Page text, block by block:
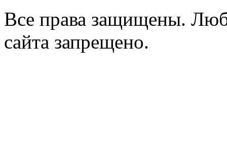
Все права защищены.
сайта запрещено.